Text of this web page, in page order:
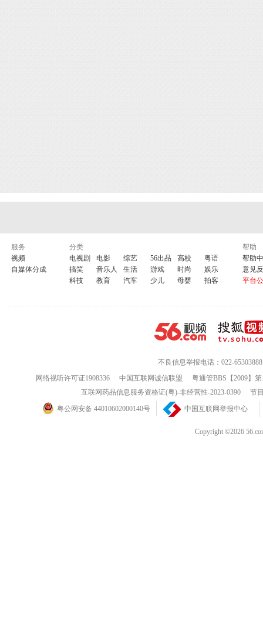
服务
视频
自媒体分成
分类
电视剧
电影 综艺 56出品 高校
粤语
搞笑
音乐人 生活 游戏 时尚
娱乐
科技
教育 汽车 少儿 母婴 拍客
帮助
帮助
意见
平台
不良信息举报电话：022-65303888
网络视听许可证1908336
中国互联网诚信联盟
粤通管BBS【2009】
互联网药品信息服务资格证(粤)-非经营性-2023-0390
节
粤公网安备 44010602000140号
中国互联网举报中心
Copyright ©2026